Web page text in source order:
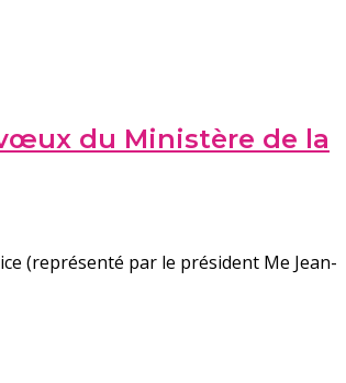
du Ministère de la
(représenté par le président Me Jean-